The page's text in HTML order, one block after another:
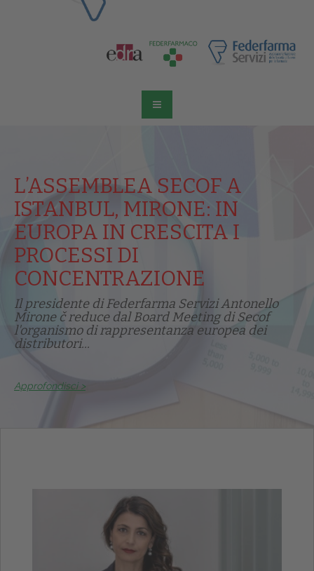
L’ASSEMBLEA SECOF A
ISTANBUL, MIRONE: IN
EUROPA IN CRESCITA I
PROCESSI DI
CONCENTRAZIONE
Il presidente di Federfarma Servizi Antonello
Mirone č reduce dal Board Meeting di Secof
l'organismo di rappresentanza europea dei
distributori...
Approfondisci >